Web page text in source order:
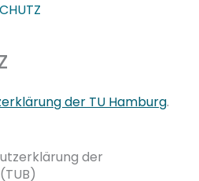
der TU Hamburg.
der